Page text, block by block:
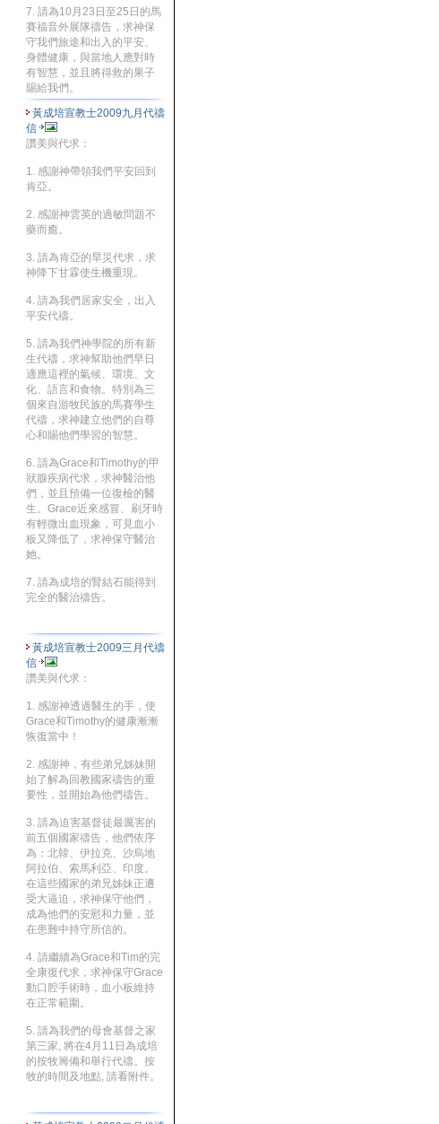
7. 請為10月23日至25日的馬
賽福音外展隊禱告，求神保
守我們旅途和出入的平安、
身體健康，與當地人應對時
有智慧，並且將得救的果子
賜給我們。
黃成培宣教士2009九月代禱
信
讚美與代求：
1. 感謝神帶領我們平安回到
肯亞。
2. 感謝神雲英的過敏問題不
藥而癒。
3. 請為肯亞的旱災代求，求
神降下甘霖使生機重現。
4. 請為我們居家安全，出入
平安代禱。
5. 請為我們神學院的所有新
生代禱，求神幫助他們早日
適應這裡的氣候、環境、文
化、語言和食物。特別為三
個來自游牧民族的馬賽學生
代禱，求神建立他們的自尊
心和賜他們學習的智慧。
6. 請為Grace和Timothy的甲
狀腺疾病代求，求神醫治他
們，並且預備一位復檢的醫
生。Grace近來感冒、刷牙時
有輕微出血現象，可見血小
板又降低了，求神保守醫治
她。
7. 請為成培的腎結石能得到
完全的醫治禱告。
黃成培宣教士2009三月代禱
信
讚美與代求：
1. 感謝神透過醫生的手，使
Grace和Timothy的健康漸漸
恢復當中！
2. 感謝神，有些弟兄姊妹開
始了解為回教國家禱告的重
要性，並開始為他們禱告。
3. 請為迫害基督徒最厲害的
前五個國家禱告，他們依序
為：北韓、伊拉克、沙烏地
阿拉伯、索馬利亞、印度。
在這些國家的弟兄姊妹正遭
受大逼迫，求神保守他們，
成為他們的安慰和力量，並
在患難中持守所信的。
4. 請繼續為Grace和Tim的完
全康復代求，求神保守Grace
動口腔手術時，血小板維持
在正常範圍。
5. 請為我們的母會基督之家
第三家, 將在4月11日為成培
的按牧籌備和舉行代禱。按
牧的時間及地點, 請看附件。